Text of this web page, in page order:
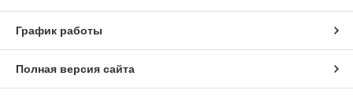
График работы
Полная версия сайта